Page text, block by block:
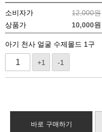
소비자가
12,000원
상품가
10,000원
아기 천사 얼굴 수제몰드 1구
+1 -1
바로 구매하기